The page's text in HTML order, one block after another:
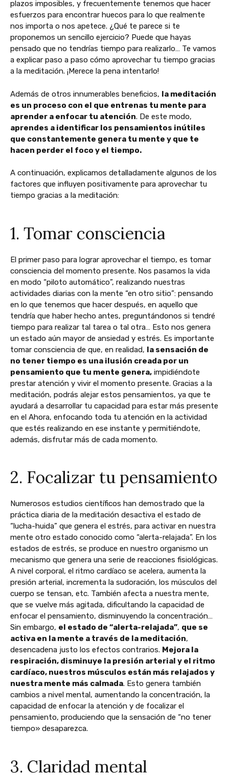
plazos imposibles, y frecuentemente tenemos que hacer
esfuerzos para encontrar huecos para lo que realmente
nos importa o nos apetece. ¿Qué te parece si te
proponemos un sencillo ejercicio? Puede que hayas
pensado que no tendrías tiempo para realizarlo… Te vamos
a explicar paso a paso cómo aprovechar tu tiempo gracias
a la meditación. ¡Merece la pena intentarlo!
Además de otros innumerables beneficios, la meditación
es un proceso con el que entrenas tu mente para
aprender a enfocar tu atención. De este modo,
aprendes a identificar los pensamientos inútiles
que constantemente genera tu mente y que te
hacen perder el foco y el tiempo.
A continuación, explicamos detalladamente algunos de los
factores que influyen positivamente para aprovechar tu
tiempo gracias a la meditación:
1. Tomar consciencia
El primer paso para lograr aprovechar el tiempo, es tomar
consciencia del momento presente. Nos pasamos la vida
en modo “piloto automático”, realizando nuestras
actividades diarias con la mente “en otro sitio”: pensando
en lo que tenemos que hacer después, en aquello que
tendría que haber hecho antes, preguntándonos si tendré
tiempo para realizar tal tarea o tal otra… Esto nos genera
un estado aún mayor de ansiedad y estrés. Es importante
tomar consciencia de que, en realidad, la sensación de
no tener tiempo es una ilusión creada por un
pensamiento que tu mente genera, impidiéndote
prestar atención y vivir el momento presente. Gracias a la
meditación, podrás alejar estos pensamientos, ya que te
ayudará a desarrollar tu capacidad para estar más presente
en el Ahora, enfocando toda tu atención en la actividad
que estés realizando en ese instante y permitiéndote,
además, disfrutar más de cada momento.
2. Focalizar tu pensamiento
Numerosos estudios científicos han demostrado que la
práctica diaria de la meditación desactiva el estado de
“lucha-huida” que genera el estrés, para activar en nuestra
mente otro estado conocido como “alerta-relajada”. En los
estados de estrés, se produce en nuestro organismo un
mecanismo que genera una serie de reacciones fisiológicas.
A nivel corporal, el ritmo cardíaco se acelera, aumenta la
presión arterial, incrementa la sudoración, los músculos del
cuerpo se tensan, etc. También afecta a nuestra mente,
que se vuelve más agitada, dificultando la capacidad de
enfocar el pensamiento, disminuyendo la concentración…
Sin embargo, el estado de “alerta-relajada”, que se
activa en la mente a través de la meditación,
desencadena justo los efectos contrarios. Mejora la
respiración, disminuye la presión arterial y el ritmo
cardíaco, nuestros músculos están más relajados y
nuestra mente más calmada. Esto genera también
cambios a nivel mental, aumentando la concentración, la
capacidad de enfocar la atención y de focalizar el
pensamiento, produciendo que la sensación de “no tener
tiempo» desaparezca.
3. Claridad mental